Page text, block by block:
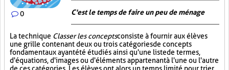
0 C'est le temps de faire un peu de ménage
La technique Classer les conceptsconsiste à fournir aux élèves
une grille contenant deux ou trois catégories de concepts
fondamentaux ayant été étudiés ainsi qu'une liste de termes,
d'équations, d'images ou d'éléments appartenant à l'une ou l'autre